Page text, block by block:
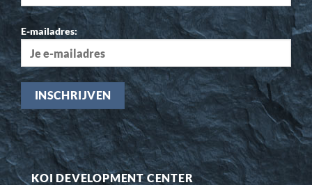
E-mailadres:
KOI DEVELOPMENT CENTER